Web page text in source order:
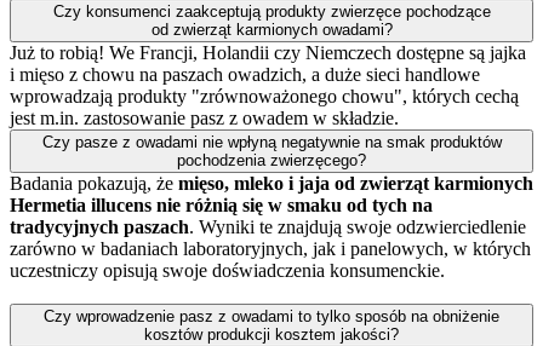
Czy konsumenci zaakceptują produkty zwierzęce pochodzące
od zwierząt karmionych owadami?
Już to robią! We Francji, Holandii czy Niemczech dostępne są jajka
i mięso z chowu na paszach owadzich, a duże sieci handlowe
wprowadzają produkty "zrównoważonego chowu", których cechą
jest m.in. zastosowanie pasz z owadem w składzie.
Czy pasze z owadami nie wpłyną negatywnie na smak produktów
pochodzenia zwierzęcego?
Badania pokazują, że mięso, mleko i jaja od zwierząt karmionych
Hermetia illucens nie różnią się w smaku od tych na
tradycyjnych paszach. Wyniki te znajdują swoje odzwierciedlenie
zarówno w badaniach laboratoryjnych, jak i panelowych, w których
uczestniczy opisują swoje doświadczenia konsumenckie.
Czy wprowadzenie pasz z owadami to tylko sposób na obniżenie
kosztów produkcji kosztem jakości?